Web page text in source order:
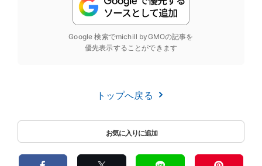
Google 検索でmichill byGMOの記事を
優先表示することができます
トップへ戻る